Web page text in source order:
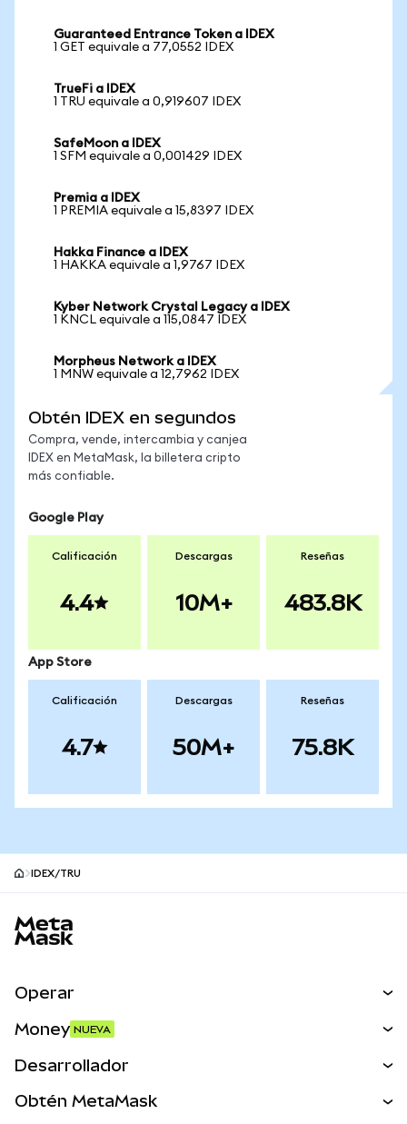
Guaranteed Entrance Token a IDEX
1 GET equivale a 77,0552 IDEX
TrueFi a IDEX
1 TRU equivale a 0,919607 IDEX
SafeMoon a IDEX
1 SFM equivale a 0,001429 IDEX
Premia a IDEX
1 PREMIA equivale a 15,8397 IDEX
Hakka Finance a IDEX
1 HAKKA equivale a 1,9767 IDEX
Kyber Network Crystal Legacy a IDEX
1 KNCL equivale a 115,0847 IDEX
Morpheus Network a IDEX
1 MNW equivale a 12,7962 IDEX
Obtén IDEX en segundos
Compra, vende, intercambia y canjea
IDEX en MetaMask, la billetera cripto
más confiable.
Google Play
Calificación
4.4
Descargas
10M+
Reseñas
483.8K
App Store
Calificación
4.7
Descargas
50M+
Reseñas
75.8K
IDEX/TRU
Operar
Activos del mundo real
Money NUEVA
Desarrollador
Obtén MetaMask